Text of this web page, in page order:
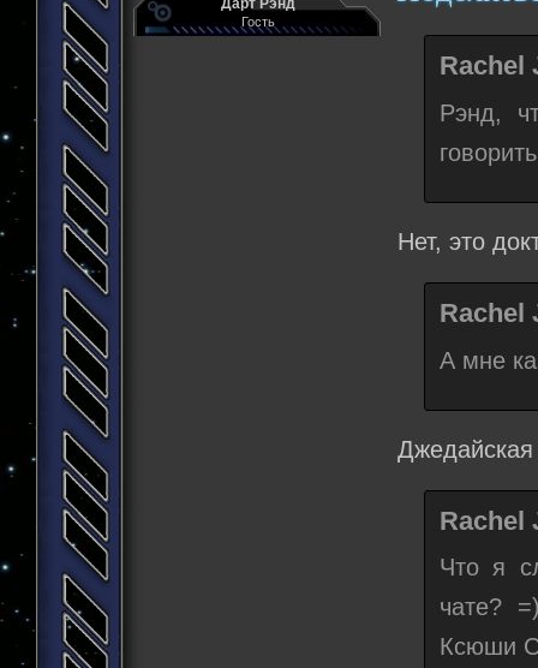
Дарт Рэнд
Гость
Rachel
Рэнд,
Нет, это
Rachel
А мне
Rachel
Что я
чате?
Ксюши